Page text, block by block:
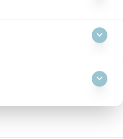
expand_more
expand_more